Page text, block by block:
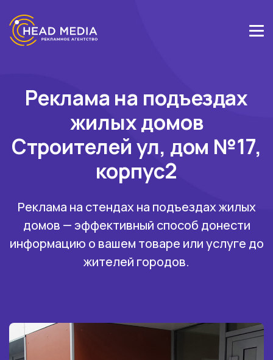
Реклама на подъездах
жилых домов
Строителей ул, дом №17,
корпус2
Реклама на стендах на подъездах жилых
домов — эффективный способ донести
информацию о вашем товаре или услуге до
жителей городов.